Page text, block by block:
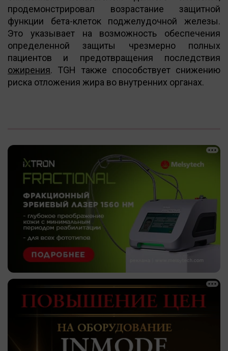
продемонстрировал возрастание защитной
функции бета-клеток поджелудочной железы.
Это указывает на возможность обеспечения
определенной защиты чрезмерно полных
пациентов и предотвращения последствия
ожирения. TGH также способствует снижению
риска отложения жира во внутренних органах.